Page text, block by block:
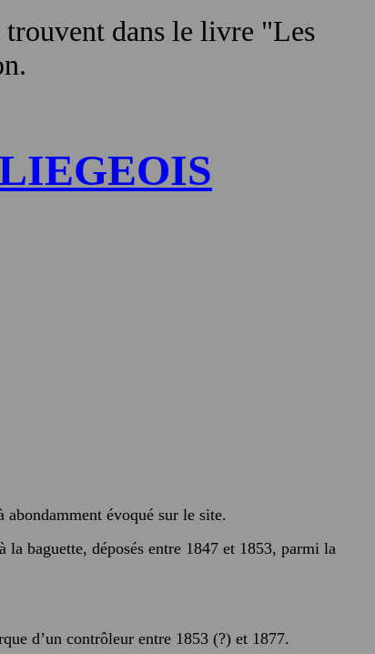
trouvent dans le livre "Les
abondamment évoqué sur le site.
baguette, déposés entre 1847 et 1853, parmi la
d’un contrôleur entre 1853 (?) et 1877.